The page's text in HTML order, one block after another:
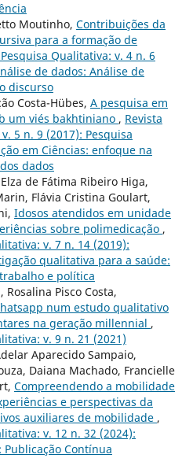
Moutinho, Contribuições da
para a formação de
Qualitativa: v. 4 n. 6
de dados: Análise de
discurso
Costa-Hübes, A pesquisa em
um viés bakhtiniano , Revista
5 n. 9 (2017): Pesquisa
em Ciências: enfoque na
dados
de Fátima Ribeiro Higa,
Flávia Cristina Goulart,
Idosos atendidos em unidade
sobre polimedicação ,
v. 7 n. 14 (2019):
qualitativa para a saúde:
e política
Rosalina Pisco Costa,
num estudo qualitativo
na geração millennial ,
v. 9 n. 21 (2021)
Aparecido Sampaio,
Daiana Machado, Francielle
Compreendendo a mobilidade
e perspectivas da
auxiliares de mobilidade ,
v. 12 n. 32 (2024):
Contínua